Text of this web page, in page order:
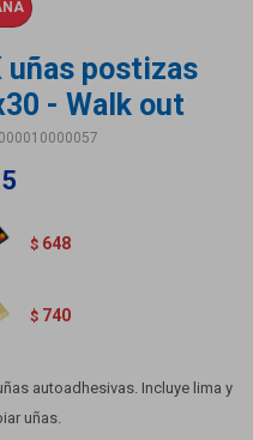
uñas postizas
- Walk out
$ 648
$ 740
autoadhesivas. Incluye lima y
uñas.